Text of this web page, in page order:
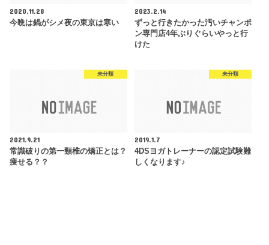
2020.11.28
今晩は鍋がシメ夜の東京は寒い
2023.2.14
ずっと行きたかった汚いチャンポ
ン専門店4年ぶりぐらいやっと行
けた
未分類
2021.9.21
常識破りの第一頸椎の矯正とは？
痩せる？？
未分類
2019.1.7
4DSヨガトレーナーの認定試験難
しくなります♪